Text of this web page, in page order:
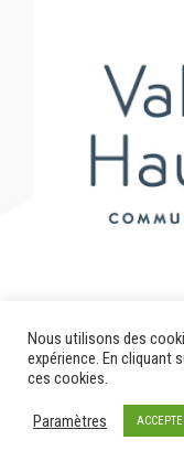
Nous utilisons des
expérience. En cliquant
ces cookies.
Paramètres